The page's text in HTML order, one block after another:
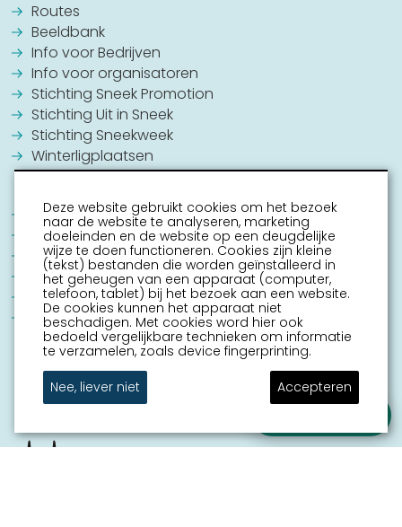
Routes
Beeldbank
Info voor Bedrijven
Info voor organisatoren
Stichting Sneek Promotion
Stichting Uit in Sneek
Stichting Sneekweek
Winterligplaatsen
Jouw Sneek
Commissie Grachtenconcert
Oranje Vereniging Sneek
EHBO Hulpverlening Sneek
Contact
Vrijwilligers vacatures
Deze website gebruikt cookies om het bezoek
naar de website te analyseren, marketing
doeleinden en de website op een deugdelijke
wijze te doen functioneren. Cookies zijn kleine
(tekst) bestanden die worden geïnstalleerd in
het geheugen van een apparaat (computer,
telefoon, tablet) bij het bezoek aan een website.
De cookies kunnen het apparaat niet
beschadigen. Met cookies word hier ook
bedoeld vergelijkbare technieken om informatie
te verzamelen, zoals device fingerprinting.
Nee, liever niet
Accepteren